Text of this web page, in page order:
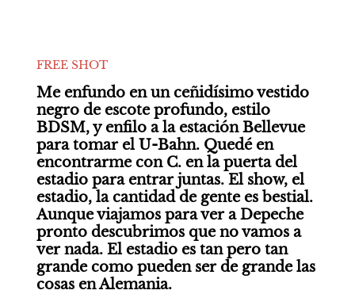
FREE SHOT
Me enfundo en un ceñidísimo vestido
negro de escote profundo, estilo
BDSM, y enfilo a la estación Bellevue
para tomar el U-Bahn. Quedé en
encontrarme con C. en la puerta del
estadio para entrar juntas. El show, el
estadio, la cantidad de gente es bestial.
Aunque viajamos para ver a Depeche
pronto descubrimos que no vamos a
ver nada. El estadio es tan pero tan
grande como pueden ser de grande las
cosas en Alemania.